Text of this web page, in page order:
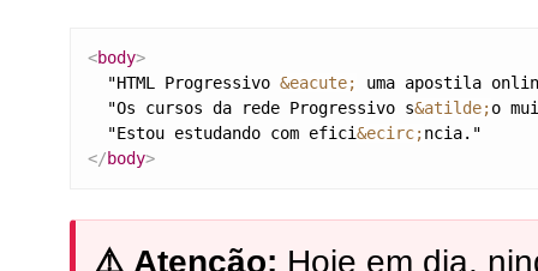
<body>
  "HTML Progressivo
&eacute;
uma apostila
  "Os cursos da rede Progressivo s
&atilde;o
  "Estou estudando com efici
&ecirc;
</body>
⚠️ Atenção: Hoje em dia,